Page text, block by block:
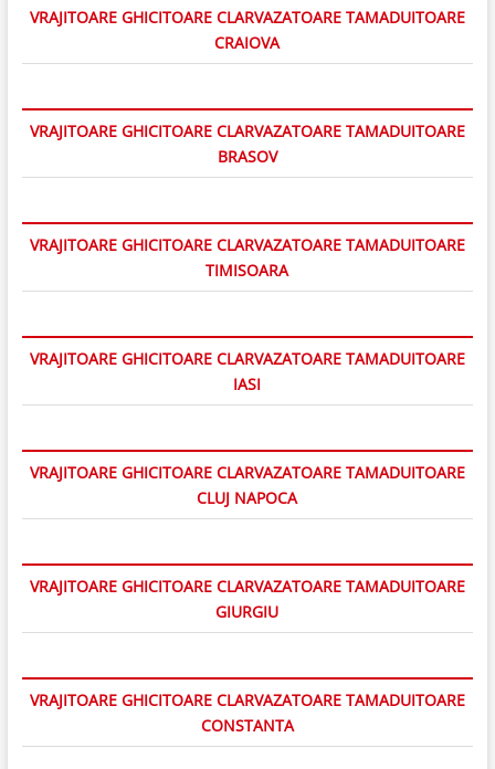
VRAJITOARE GHICITOARE CLARVAZATOARE TAMADUITOARE
CRAIOVA
VRAJITOARE GHICITOARE CLARVAZATOARE TAMADUITOARE
BRASOV
VRAJITOARE GHICITOARE CLARVAZATOARE TAMADUITOARE
TIMISOARA
VRAJITOARE GHICITOARE CLARVAZATOARE TAMADUITOARE
IASI
VRAJITOARE GHICITOARE CLARVAZATOARE TAMADUITOARE
CLUJ NAPOCA
VRAJITOARE GHICITOARE CLARVAZATOARE TAMADUITOARE
GIURGIU
VRAJITOARE GHICITOARE CLARVAZATOARE TAMADUITOARE
CONSTANTA